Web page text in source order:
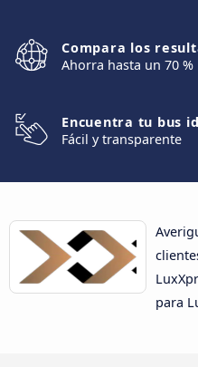
Compara los
Ahorra hasta un 70 %
Encuentra tu bus
Fácil y transparente
para